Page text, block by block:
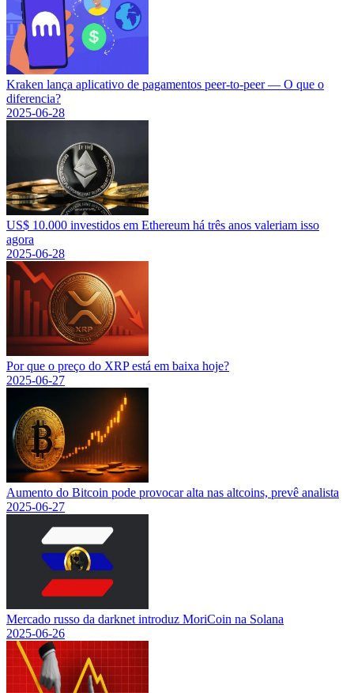
Kraken lança aplicativo de pagamentos peer-to-peer — O que o
diferencia?
2025-06-28
US$ 10.000 investidos em Ethereum há três anos valeriam isso
agora
2025-06-28
Por que o preço do XRP está em baixa hoje?
2025-06-27
Aumento do Bitcoin pode provocar alta nas altcoins, prevê analista
2025-06-27
Mercado russo da darknet introduz MoriCoin na Solana
2025-06-26